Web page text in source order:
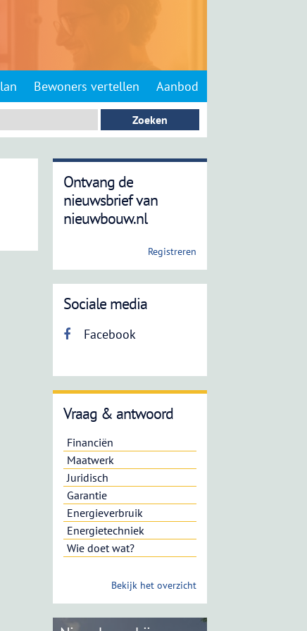
Bewoners vertellen Aanbod
Ontvang de
nieuwsbrief van
nieuwbouw.nl
Registreren
Sociale media
Facebook
Vraag & antwoord
Financiën
Maatwerk
Juridisch
Garantie
Energieverbruik
Energietechniek
Wie doet wat?
Bekijk het overzicht